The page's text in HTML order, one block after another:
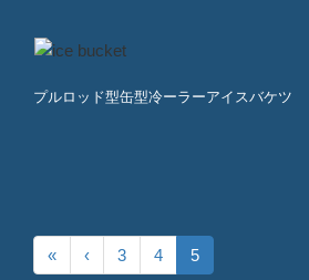
プルロッド型缶型冷ーラーアイスバケツ
« ‹ 3 4 5